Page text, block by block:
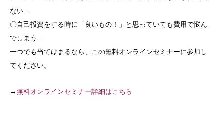
ない…
〇自己投資をする時に「良いもの！」と思っていても費用で悩ん
でしまう…
一つでも当てはまるなら、この無料オンラインセミナーに参加し
てください。
→無料オンラインセミナー詳細はこちら